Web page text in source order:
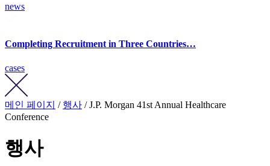
news
Completing Recruitment in Three Countries…
cases
메인 페이지 / 행사 / J.P. Morgan 41st Annual Healthcare
Conference
행사